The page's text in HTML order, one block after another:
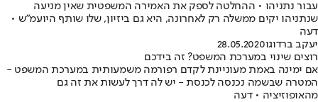
עבור נתניהו • ההחלטה לספק את האמירה המשפטית שאין מניעה
שנתניהו יקים ממשלה רק לאחרונה, היא גם ביזיון, שלו שותף היועמ"ש •
דעה
יעקב ברדוגו28.05.2020
רוצים שינוי במערכת המשפט? זה בידכם
אם ימינה באמת מעוניינת לקדם רפורמה משמעותית במערכת המשפט -
המטרה שבשמה נכנסה לכנסת - יש לה דרך לעשות את זה גם
מהאופוזיציה • דעה